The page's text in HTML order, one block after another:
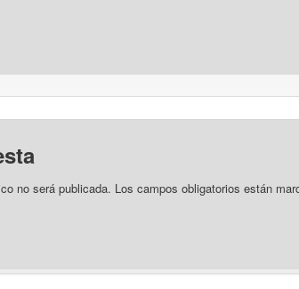
no será publicada. Los campos obligatorios están